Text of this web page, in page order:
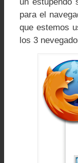
para el
que estemos
los 3